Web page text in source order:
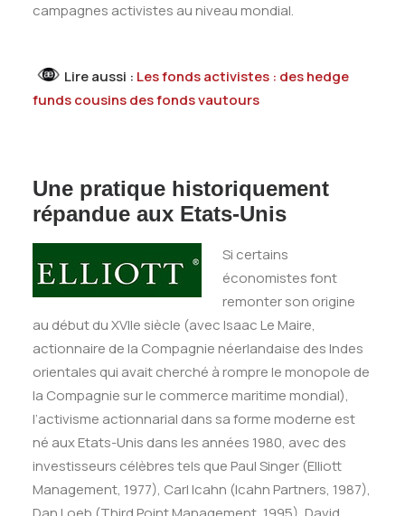
campagnes activistes au niveau mondial.
Lire aussi : Les fonds activistes : des hedge
funds cousins des fonds vautours
Une pratique historiquement
répandue aux Etats-Unis
Si certains
économistes font
remonter son origine
au début du XVIIe siècle (avec Isaac Le Maire,
actionnaire de la Compagnie néerlandaise des Indes
orientales qui avait cherché à rompre le monopole de
la Compagnie sur le commerce maritime mondial),
l’activisme actionnarial dans sa forme moderne est
né aux Etats-Unis dans les années 1980, avec des
investisseurs célèbres tels que Paul Singer (Elliott
Management, 1977), Carl Icahn (Icahn Partners, 1987),